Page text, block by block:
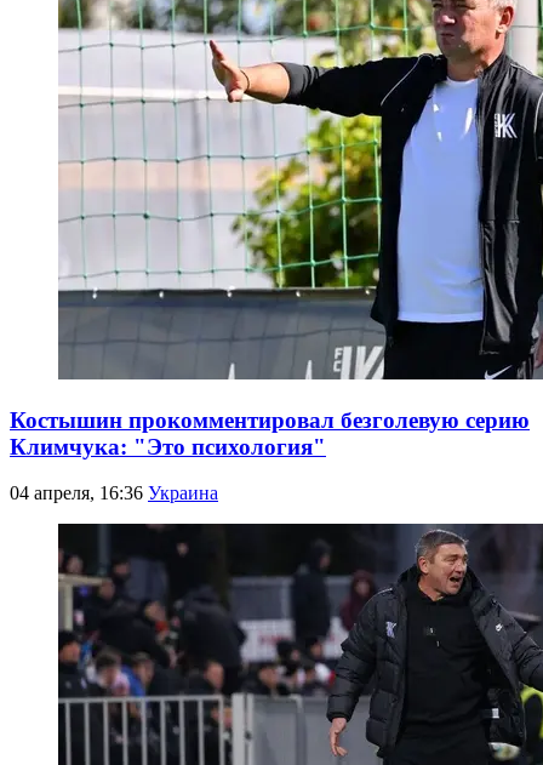
Костышин прокомментировал безголевую серию
Климчука: "Это психология"
04 апреля, 16:36 Украина